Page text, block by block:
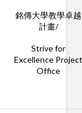
銘傳大學教學卓越
計畫/
Strive for
Excellence
Office